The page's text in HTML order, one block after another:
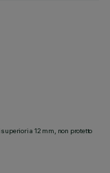
a 12 mm, non protetto